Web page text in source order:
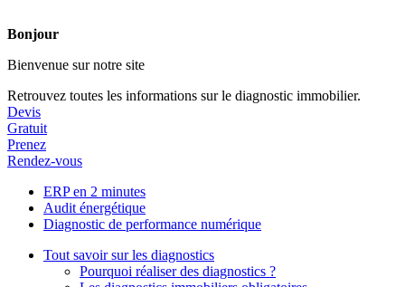
Bonjour
Bienvenue sur notre site
Retrouvez toutes les informations sur le diagnostic immobilier.
Devis
Gratuit
Prenez
Rendez-vous
ERP en 2 minutes
Audit énergétique
Diagnostic de performance numérique
Tout savoir sur les diagnostics
Pourquoi réaliser des diagnostics ?